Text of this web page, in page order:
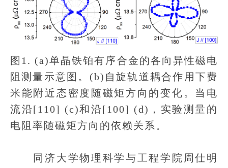
图1. (a)单晶铁铂有序合金的各向异性磁电
阻测量示意图。(b)自旋轨道耦合作用下费
米能附近态密度随磁矩方向的变化。当电
流沿[110] (c)和沿[100] (d)，实验测量的
电阻率随磁矩方向的依赖关系。
同济大学物理科学与工程学院周仕明